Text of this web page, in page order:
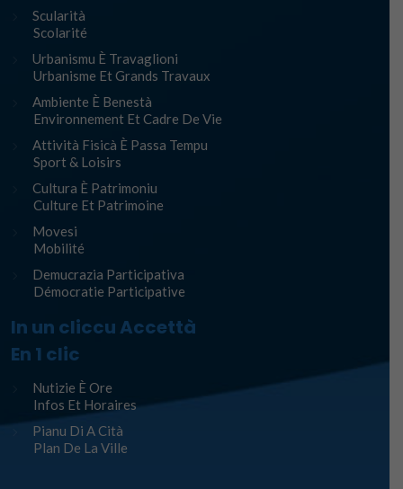
Scularità
Scolarité
Urbanismu È Travaglioni
Urbanisme Et Grands Travaux
Ambiente È Benestà
Environnement Et Cadre De Vie
Attività Fisicà È Passa Tempu
Sport & Loisirs
Cultura È Patrimoniu
Culture Et Patrimoine
Movesi
Mobilité
Demucrazia Participativa
Démocratie Participative
In un cliccu Accettà
En 1 clic
Nutizie È Ore
Infos Et Horaires
Pianu Di A Cità
Plan De La Ville